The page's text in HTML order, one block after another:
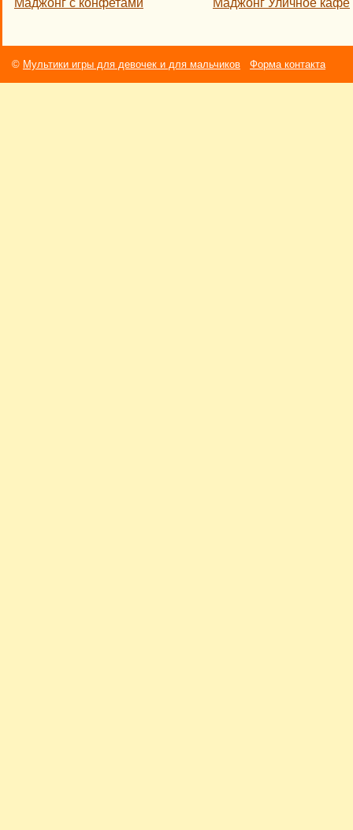
Маджонг с конфетами Маджонг Уличное кафе
© Мультики игры для девочек и для мальчиков Форма контакта